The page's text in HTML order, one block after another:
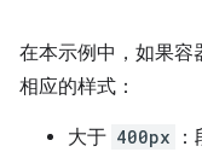
在本示例中，如果容
相应的样式：
大于 400px